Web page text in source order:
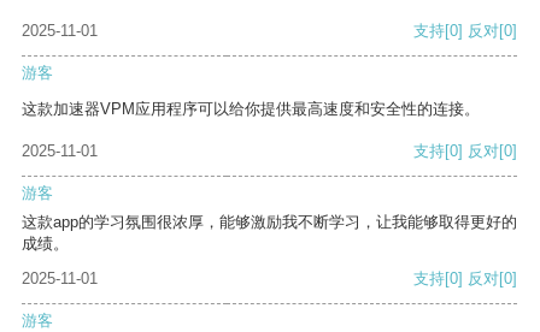
2025-11-01 支持[0] 反对[0]
游客
这款加速器VPM应用程序可以给你提供最高速度和安全性的连接。
2025-11-01 支持[0] 反对[0]
游客
这款app的学习氛围很浓厚，能够激励我不断学习，让我能够取得更好的
成绩。
2025-11-01
支持[0] 反对[0]
游客